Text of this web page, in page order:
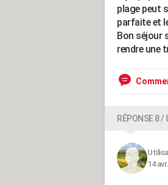
plage peut
parfaite et
Bon séjour
rendre une
RÉPONSE 8 /
14